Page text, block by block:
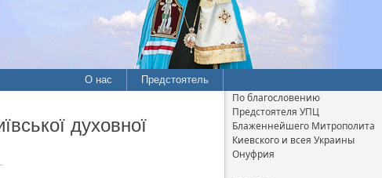
О нас Предстоятель
духовної
По благословению
Предстоятеля УПЦ
Блаженнейшего Митрополита
Киевского и всея Украины
Онуфрия